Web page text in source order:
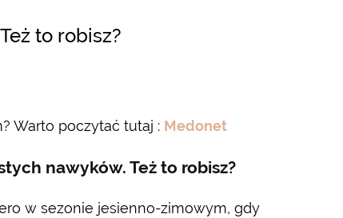
to robisz?
Warto poczytać tutaj : Medonet
nawyków. Też to robisz?
w sezonie jesienno-zimowym, gdy